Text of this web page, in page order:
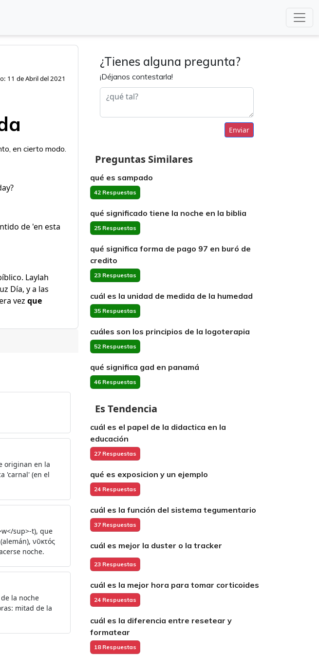
11 de Abril del 2021
en cierto modo.
de 'en esta
Laylah
Día, y a las
vez que
originan en la
'carnal' (en el
sup>-t), que
νῡκτός
noche.
la noche
mitad de la
¿Tienes alguna pregunta?
¡Déjanos contestarla!
Enviar
Preguntas Similares
qué es sampado
42 Respuestas
qué significado tiene la noche en la biblia
25 Respuestas
qué significa forma de pago 97 en buró de
credito
23 Respuestas
cuál es la unidad de medida de la humedad
35 Respuestas
cuáles son los principios de la logoterapia
52 Respuestas
qué significa gad en panamá
46 Respuestas
Es Tendencia
cuál es el papel de la didactica en la
educación
27 Respuestas
qué es exposicion y un ejemplo
24 Respuestas
cuál es la función del sistema tegumentario
37 Respuestas
cuál es mejor la duster o la tracker
23 Respuestas
cuál es la mejor hora para tomar corticoides
24 Respuestas
cuál es la diferencia entre resetear y
formatear
18 Respuestas